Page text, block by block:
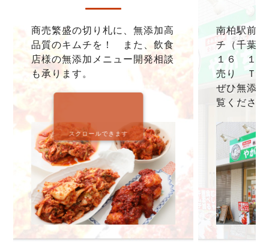
商売繁盛の切り札に、無添加高
品質のキムチを！ また、飲食
店様の無添加メニュー開発相談
も承ります。
南柏駅前
チ（千葉
１６ １F
売り ＴＥ
ぜひ無添
覧くださ
スクロールできます